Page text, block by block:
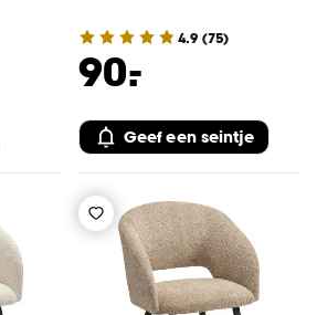
4.9 (75)
90.
-
Geef een seintje